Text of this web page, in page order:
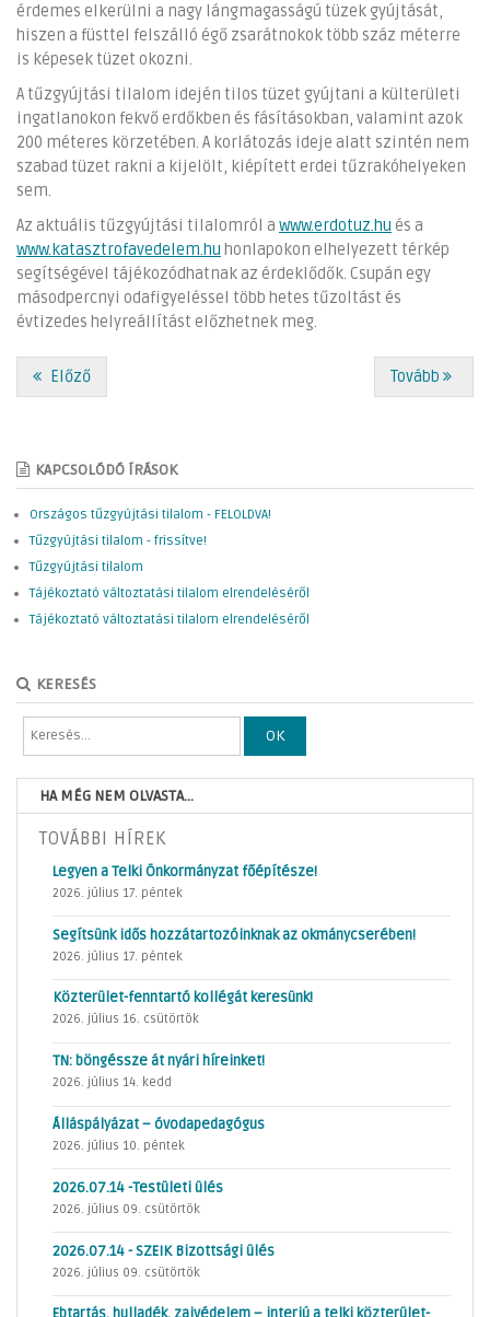
érdemes elkerülni a nagy lángmagasságú tüzek gyújtását,
hiszen a füsttel felszálló égő zsarátnokok több száz méterre
is képesek tüzet okozni.
A tűzgyújtási tilalom idején tilos tüzet gyújtani a külterületi
ingatlanokon fekvő erdőkben és fásításokban, valamint azok
200 méteres körzetében. A korlátozás ideje alatt szintén nem
szabad tüzet rakni a kijelölt, kiépített erdei tűzrakóhelyeken
sem.
Az aktuális tűzgyújtási tilalomról a www.erdotuz.hu és a
www.katasztrofavedelem.hu honlapokon elhelyezett térkép
segítségével tájékozódhatnak az érdeklődők. Csupán egy
másodpercnyi odafigyeléssel több hetes tűzoltást és
évtizedes helyreállítást előzhetnek meg.
Előző Tovább
KAPCSOLÓDÓ ÍRÁSOK
Országos tűzgyújtási tilalom - FELOLDVA!
Tűzgyújtási tilalom - frissítve!
Tűzgyújtási tilalom
Tájékoztató változtatási tilalom elrendeléséről
Tájékoztató változtatási tilalom elrendeléséről
KERESÉS
OK
HA MÉG NEM OLVASTA...
TOVÁBBI HÍREK
Legyen a Telki Önkormányzat főépítésze!
2026. július 17. péntek
Segítsünk idős hozzátartozóinknak az okmánycserében!
2026. július 17. péntek
Közterület-fenntartó kollégát keresünk!
2026. július 16. csütörtök
TN: böngéssze át nyári híreinket!
2026. július 14. kedd
Álláspályázat – óvodapedagógus
2026. július 10. péntek
2026.07.14 -Testületi ülés
2026. július 09. csütörtök
2026.07.14 - SZEIK Bizottsági ülés
2026. július 09. csütörtök